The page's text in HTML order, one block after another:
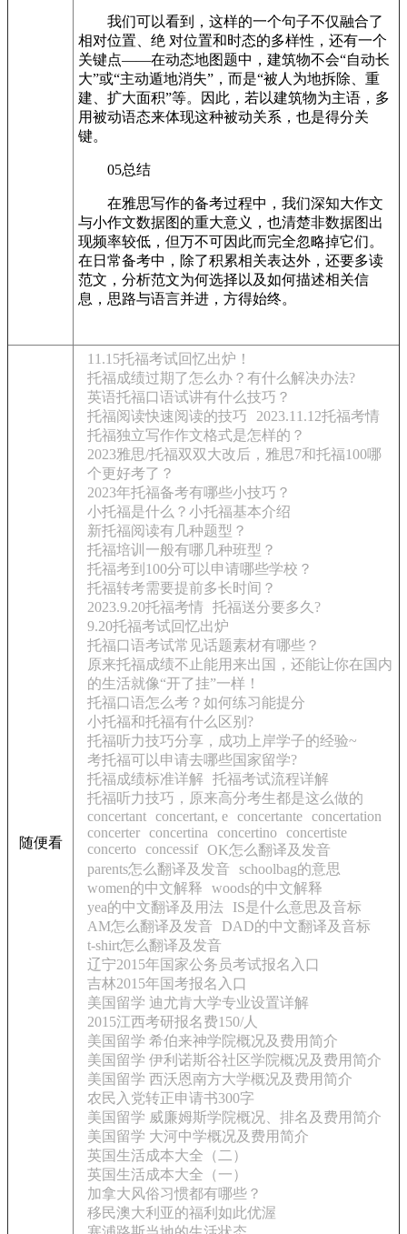
我们可以看到，这样的一个句子不仅融合了
相对位置、绝 对位置和时态的多样性，还有一个
关键点——在动态地图题中，建筑物不会“自动长
大”或“主动遁地消失”，而是“被人为地拆除、重
建、扩大面积”等。因此，若以建筑物为主语，多
用被动语态来体现这种被动关系，也是得分关
键。
05总结
在雅思写作的备考过程中，我们深知大作文
与小作文数据图的重大意义，也清楚非数据图出
现频率较低，但万不可因此而完全忽略掉它们。
在日常备考中，除了积累相关表达外，还要多读
范文，分析范文为何选择以及如何描述相关信
息，思路与语言并进，方得始终。
随便看
11.15托福考试回忆出炉！
托福成绩过期了怎么办？有什么解决办法?
英语托福口语试讲有什么技巧？
托福阅读快速阅读的技巧
2023.11.12托福考情
托福独立写作作文格式是怎样的？
2023雅思/托福双双大改后，雅思7和托福100哪
个更好考了？
2023年托福备考有哪些小技巧？
小托福是什么？小托福基本介绍
新托福阅读有几种题型？
托福培训一般有哪几种班型？
托福考到100分可以申请哪些学校？
托福转考需要提前多长时间？
2023.9.20托福考情
托福送分要多久?
9.20托福考试回忆出炉
托福口语考试常见话题素材有哪些？
原来托福成绩不止能用来出国，还能让你在国内
的生活就像“开了挂”一样！
托福口语怎么考？如何练习能提分
小托福和托福有什么区别?
托福听力技巧分享，成功上岸学子的经验~
考托福可以申请去哪些国家留学?
托福成绩标准详解 托福考试流程详解
托福听力技巧，原来高分考生都是这么做的
concertant concertant, e concertante concertation
concerter concertina concertino concertiste
concerto concessif OK怎么翻译及发音
parents怎么翻译及发音
schoolbag的意思
women的中文解释
woods的中文解释
yea的中文翻译及用法
IS是什么意思及音标
AM怎么翻译及发音
DAD的中文翻译及音标
t-shirt怎么翻译及发音
辽宁2015年国家公务员考试报名入口
吉林2015年国考报名入口
美国留学 迪尤肯大学专业设置详解
2015江西考研报名费150/人
美国留学 希伯来神学院概况及费用简介
美国留学 伊利诺斯谷社区学院概况及费用简介
美国留学 西沃恩南方大学概况及费用简介
农民入党转正申请书300字
美国留学 威廉姆斯学院概况、排名及费用简介
美国留学 大河中学概况及费用简介
英国生活成本大全（二）
英国生活成本大全（一）
加拿大风俗习惯都有哪些？
移民澳大利亚的福利如此优渥